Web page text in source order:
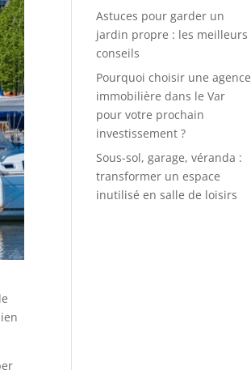
Astuces pour garder un
jardin propre : les meilleurs
conseils
Pourquoi choisir une agence
immobilière dans le Var
pour votre prochain
investissement ?
Sous-sol, garage, véranda :
transformer un espace
inutilisé en salle de loisirs